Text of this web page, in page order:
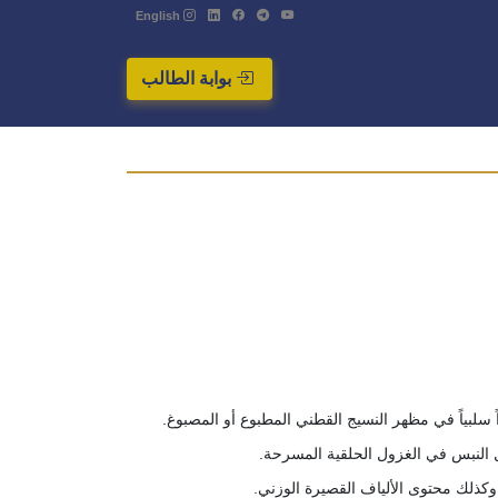
English
بوابة الطالب
في مظهر النسيج القطني المطبوع أو المصبوغ.
النبس في الغزول الحلقية المسرحة.
وكذلك محتوى الألياف القصيرة الوزني.